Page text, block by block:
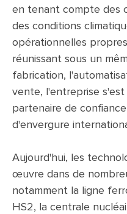
en tenant compte des
des conditions
opérationnelles
réunissant sous un
fabrication,
vente, l'entreprise
partenaire de
d'envergure
Aujourd'hui, les
œuvre dans de
notamment la ligne
HS2, la centrale